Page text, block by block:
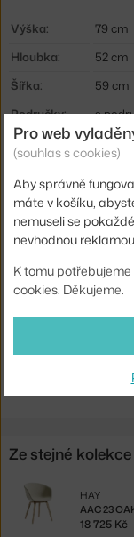
Výška:
79 cm
Hloubka:
52 cm
Šířka:
59 cm
Područky:
s
Barva:
Stohovatelné:
ne
Sedák:
plast
Kód produktu
HAY-
Ste zo Slovenska?
Ze stejné kolekce
AAC 23
HAY
18 725 Kč
Pro web
(souhlas s cookies)
Aby správně
máte v košíku,
nemuseli se
nevhodnou reklamou.
K tomu
cookies. Děkujeme.